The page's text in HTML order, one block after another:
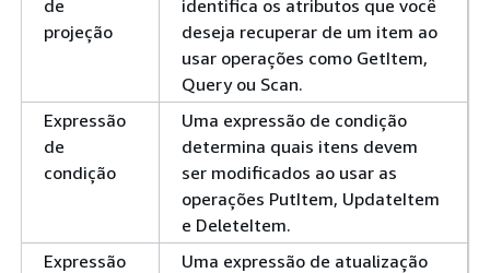
de
projeção
identifica os atributos que você
deseja recuperar de um item ao
usar operações como GetItem,
Query ou Scan.
Expressão
de
condição
Uma expressão de condição
determina quais itens devem
ser modificados ao usar as
operações PutItem, UpdateItem
e DeleteItem.
Expressão
Uma expressão de atualização